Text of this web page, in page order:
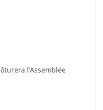
l’Assemblée